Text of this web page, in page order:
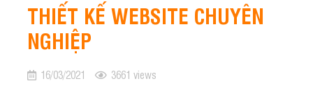
THIẾT KẾ WEBSITE CHUYÊN
NGHIỆP
16/03/2021 3661 views